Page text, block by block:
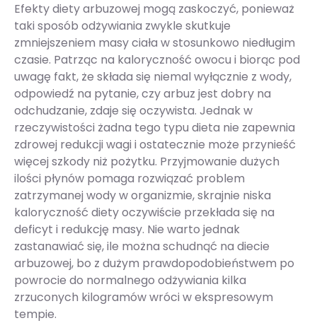
Efekty diety arbuzowej mogą zaskoczyć, ponieważ
taki sposób odżywiania zwykle skutkuje
zmniejszeniem masy ciała w stosunkowo niedługim
czasie. Patrząc na kaloryczność owocu i biorąc pod
uwagę fakt, że składa się niemal wyłącznie z wody,
odpowiedź na pytanie, czy arbuz jest dobry na
odchudzanie, zdaje się oczywista. Jednak w
rzeczywistości żadna tego typu dieta nie zapewnia
zdrowej redukcji wagi i ostatecznie może przynieść
więcej szkody niż pożytku. Przyjmowanie dużych
ilości płynów pomaga rozwiązać problem
zatrzymanej wody w organizmie, skrajnie niska
kaloryczność diety oczywiście przekłada się na
deficyt i redukcję masy. Nie warto jednak
zastanawiać się, ile można schudnąć na diecie
arbuzowej, bo z dużym prawdopodobieństwem po
powrocie do normalnego odżywiania kilka
zrzuconych kilogramów wróci w ekspresowym
tempie.